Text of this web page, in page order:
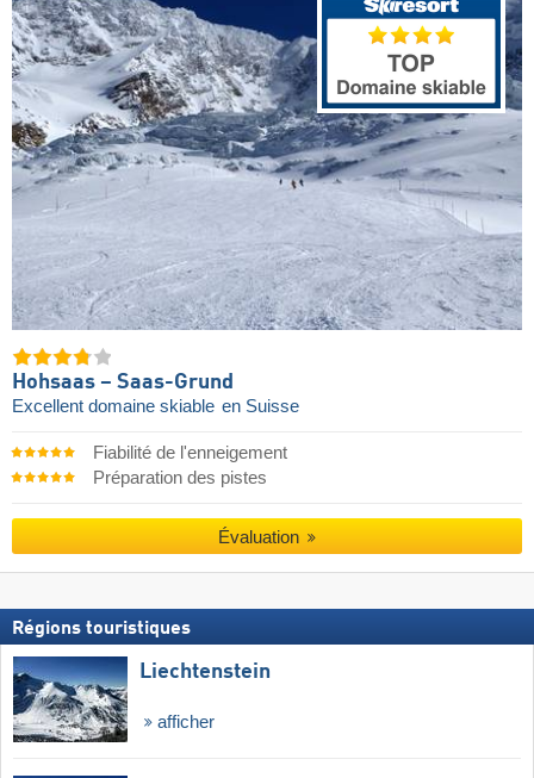
Hohsaas – Saas-Grund
Excellent domaine skiable en Suisse
Fiabilité de l'enneigement
Préparation des pistes
Évaluation
Régions touristiques
Liechtenstein
afficher